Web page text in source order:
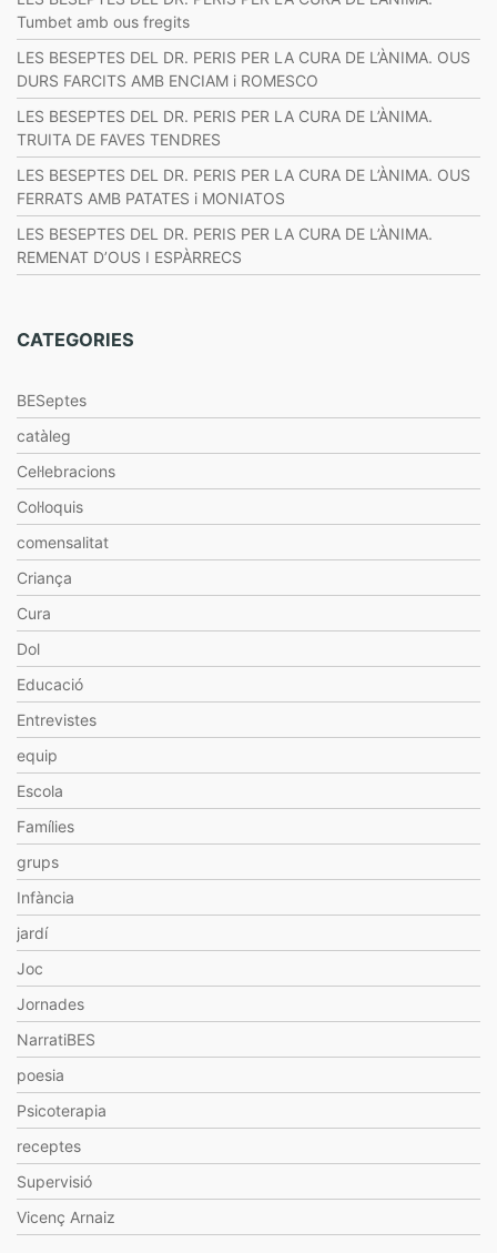
Tumbet amb ous fregits
LES BESEPTES DEL DR. PERIS PER LA CURA DE L’ÀNIMA. OUS
DURS FARCITS AMB ENCIAM i ROMESCO
LES BESEPTES DEL DR. PERIS PER LA CURA DE L’ÀNIMA.
TRUITA DE FAVES TENDRES
LES BESEPTES DEL DR. PERIS PER LA CURA DE L’ÀNIMA. OUS
FERRATS AMB PATATES i MONIATOS
LES BESEPTES DEL DR. PERIS PER LA CURA DE L’ÀNIMA.
REMENAT D’OUS I ESPÀRRECS
CATEGORIES
BESeptes
catàleg
Cel·lebracions
Col·loquis
comensalitat
Criança
Cura
Dol
Educació
Entrevistes
equip
Escola
Famílies
grups
Infància
jardí
Joc
Jornades
NarratiBES
poesia
Psicoterapia
receptes
Supervisió
Vicenç Arnaiz